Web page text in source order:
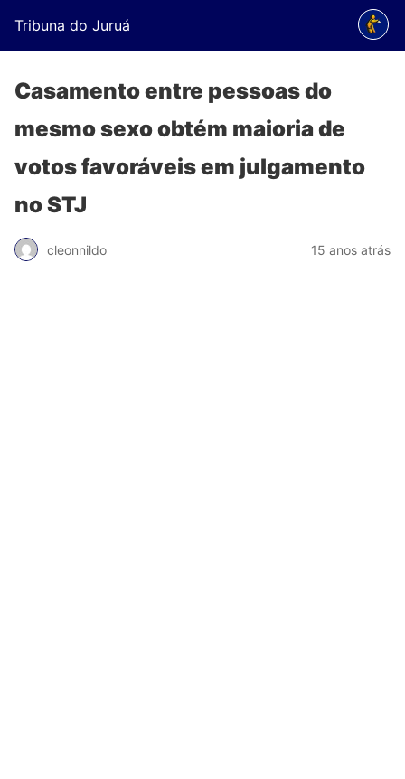
Tribuna do Juruá
Casamento entre pessoas do
mesmo sexo obtém maioria de
votos favoráveis em julgamento
no STJ
cleonnildo 15 anos atrás